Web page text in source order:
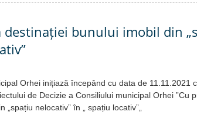
destinației bunului imobil din
Orhei inițiază începând cu data de 11.11.2021
de Decizie a Consiliului municipal Orhei ”Cu
nelocativ” în „ spațiu locativ”„